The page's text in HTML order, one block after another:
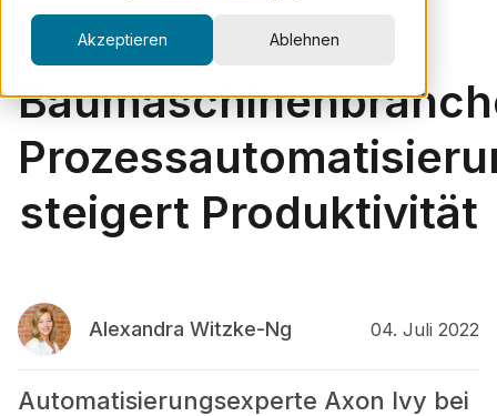
Akzeptieren Ablehnen
Baustoff- und
steigert Produktivität
Alexandra Witzke-Ng 04. Juli 2022
Automatisierungsexperte Axon Ivy bei